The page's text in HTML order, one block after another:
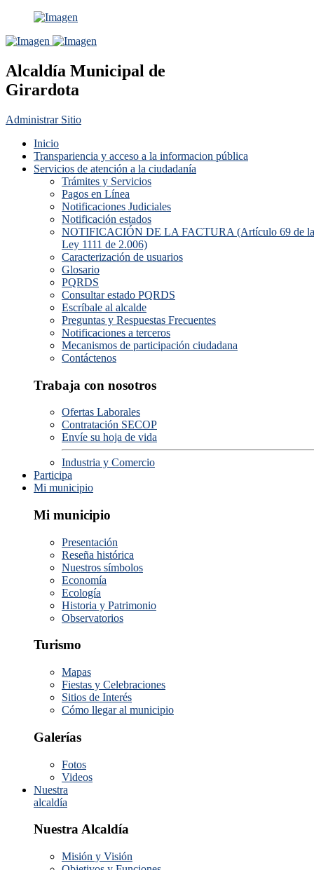
Alcaldía Municipal de
Girardota
Administrar Sitio
Inicio
Transpariencia y acceso a la informacion pública
Servicios de atención a la ciudadanía
Trámites y Servicios
Pagos en Línea
Notificaciones Judiciales
Notificación estados
NOTIFICACIÓN DE LA FACTURA (Artículo 69 de la
Ley 1111 de 2.006)
Caracterización de usuarios
Glosario
PQRDS
Consultar estado PQRDS
Escríbale al alcalde
Preguntas y Respuestas Frecuentes
Notificaciones a terceros
Mecanismos de participación ciudadana
Contáctenos
Trabaja con nosotros
Ofertas Laborales
Contratación SECOP
Envíe su hoja de vida
Industria y Comercio
Participa
Mi municipio
Mi municipio
Presentación
Reseña histórica
Nuestros símbolos
Economía
Ecología
Historia y Patrimonio
Observatorios
Turismo
Mapas
Fiestas y Celebraciones
Sitios de Interés
Cómo llegar al municipio
Galerías
Fotos
Videos
Nuestra
alcaldía
Nuestra Alcaldía
Misión y Visión